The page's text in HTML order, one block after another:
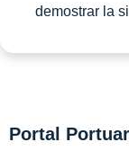
demostrar la
Portal